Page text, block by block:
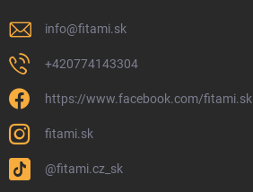
info@fitami.sk
+420774143304
https://www.facebook.com/fitami.sk
fitami.sk
@fitami.cz_sk